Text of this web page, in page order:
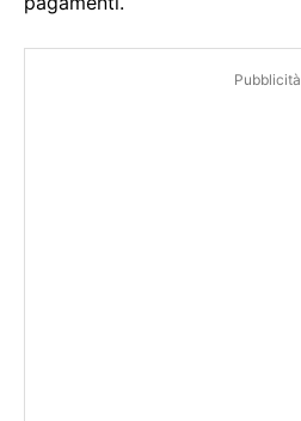
Pubblicità